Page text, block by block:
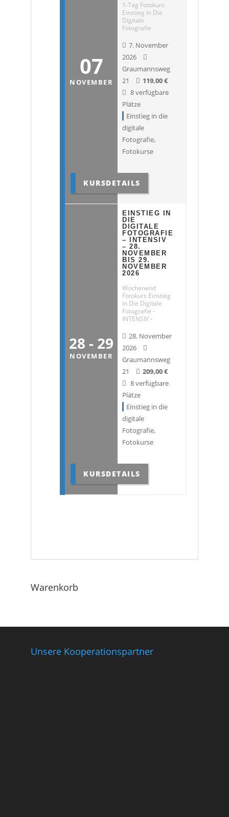
07
NOVEMBER
1-Tag Fotokurs
Einstieg In Die
Digitale
Fotografie
7. November
2026
Graumannsweg
21
119,00€
8 verfügbare
Plätze
Einstieg in die
digitale
Fotografie,
Fotokurse
KURSDETAILS
28 - 29
NOVEMBER
EINSTIEG IN
DIE
DIGITALE
FOTOGRAFIE
– INTENSIV
– 28.
NOVEMBER
BIS 29.
NOVEMBER
2026
Wochenend
Fotokurs Einstieg
In Die Digitale
Fotografie -
INTENSIV -
28. November
2026
Graumannsweg
21
209,00€
8 verfügbare
Plätze
Einstieg in die
digitale
Fotografie,
Fotokurse
KURSDETAILS
Warenkorb
Unsere Kooperationspartner